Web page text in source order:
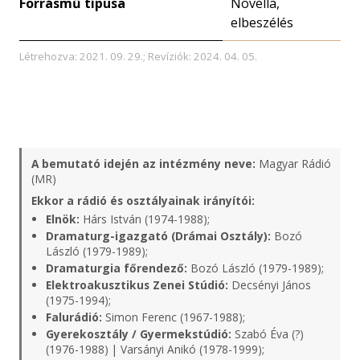
elbeszélés
Létrehozva: 2021. 09. 29.; Revíziók: 2024. 04. 05.
A bemutató idején az intézmény neve: Magyar Rádió
(MR)
Ekkor a rádió és osztályainak irányítói:
Elnök: Hárs István (1974-1988);
Dramaturg-igazgató (Drámai Osztály): Bozó
László (1979-1989);
Dramaturgia főrendező: Bozó László (1979-1989);
Elektroakusztikus Zenei Stúdió: Decsényi János
(1975-1994);
Falurádió: Simon Ferenc (1967-1988);
Gyerekosztály / Gyermekstúdió: Szabó Éva (?)
(1976-1988) | Varsányi Anikó (1978-1999);